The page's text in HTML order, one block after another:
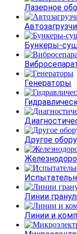
Лазерное
Бункеры-
Генераторы
Другое
Линии
Линии и